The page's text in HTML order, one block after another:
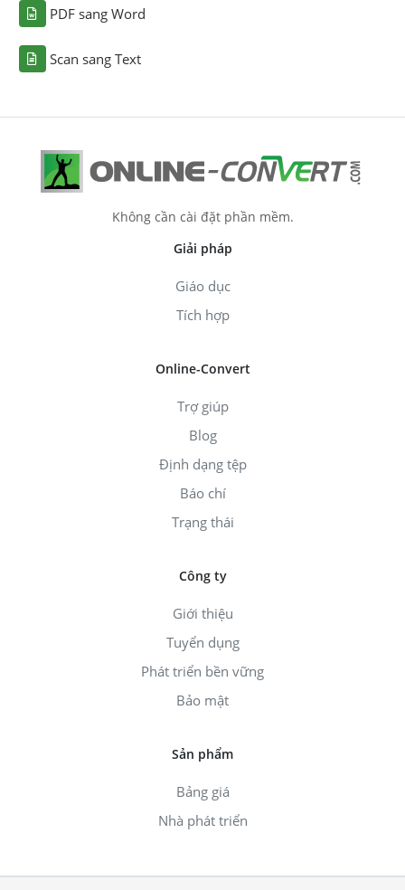
PDF sang Word
Scan sang Text
Không cần cài đặt phần mềm.
Giải pháp
Giáo dục
Tích hợp
Online-Convert
Trợ giúp
Blog
Định dạng tệp
Báo chí
Trạng thái
Công ty
Giới thiệu
Tuyển dụng
Phát triển bền vững
Bảo mật
Sản phẩm
Bảng giá
Nhà phát triển